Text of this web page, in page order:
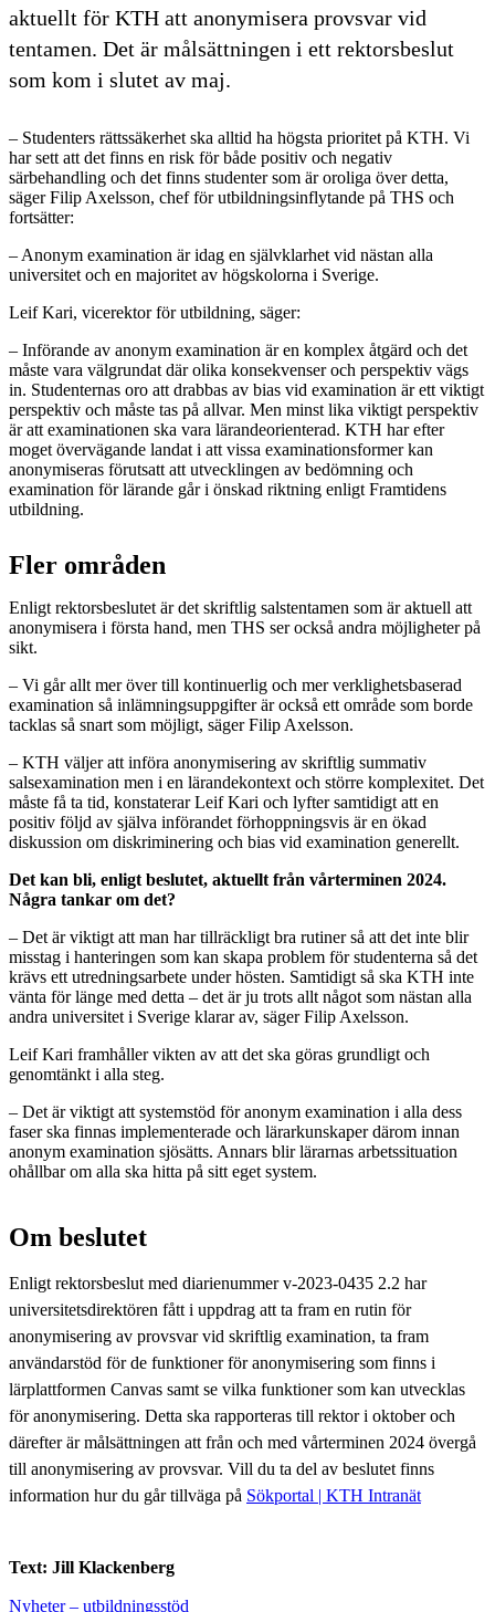
aktuellt för KTH att anonymisera provsvar vid
tentamen. Det är målsättningen i ett rektorsbeslut
som kom i slutet av maj.
– Studenters rättssäkerhet ska alltid ha högsta prioritet på KTH. Vi
har sett att det finns en risk för både positiv och negativ
särbehandling och det finns studenter som är oroliga över detta,
säger Filip Axelsson, chef för utbildningsinflytande på THS och
fortsätter:
– Anonym examination är idag en självklarhet vid nästan alla
universitet och en majoritet av högskolorna i Sverige.
Leif Kari, vicerektor för utbildning, säger:
– Införande av anonym examination är en komplex åtgärd och det
måste vara välgrundat där olika konsekvenser och perspektiv vägs
in. Studenternas oro att drabbas av bias vid examination är ett viktigt
perspektiv och måste tas på allvar. Men minst lika viktigt perspektiv
är att examinationen ska vara lärandeorienterad. KTH har efter
moget övervägande landat i att vissa examinationsformer kan
anonymiseras förutsatt att utvecklingen av bedömning och
examination för lärande går i önskad riktning enligt Framtidens
utbildning.
Fler områden
Enligt rektorsbeslutet är det skriftlig salstentamen som är aktuell att
anonymisera i första hand, men THS ser också andra möjligheter på
sikt.
– Vi går allt mer över till kontinuerlig och mer verklighetsbaserad
examination så inlämningsuppgifter är också ett område som borde
tacklas så snart som möjligt, säger Filip Axelsson.
– KTH väljer att införa anonymisering av skriftlig summativ
salsexamination men i en lärandekontext och större komplexitet. Det
måste få ta tid, konstaterar Leif Kari och lyfter samtidigt att en
positiv följd av själva införandet förhoppningsvis är en ökad
diskussion om diskriminering och bias vid examination generellt.
Det kan bli, enligt beslutet, aktuellt från vårterminen 2024.
Några tankar om det?
– Det är viktigt att man har tillräckligt bra rutiner så att det inte blir
misstag i hanteringen som kan skapa problem för studenterna så det
krävs ett utredningsarbete under hösten. Samtidigt så ska KTH inte
vänta för länge med detta – det är ju trots allt något som nästan alla
andra universitet i Sverige klarar av, säger Filip Axelsson.
Leif Kari framhåller vikten av att det ska göras grundligt och
genomtänkt i alla steg.
– Det är viktigt att systemstöd för anonym examination i alla dess
faser ska finnas implementerade och lärarkunskaper därom innan
anonym examination sjösätts. Annars blir lärarnas arbetssituation
ohållbar om alla ska hitta på sitt eget system.
Om beslutet
Enligt rektorsbeslut med diarienummer v-2023-0435 2.2 har
universitetsdirektören fått i uppdrag att ta fram en rutin för
anonymisering av provsvar vid skriftlig examination, ta fram
användarstöd för de funktioner för anonymisering som finns i
lärplattformen Canvas samt se vilka funktioner som kan utvecklas
för anonymisering. Detta ska rapporteras till rektor i oktober och
därefter är målsättningen att från och med vårterminen 2024 övergå
till anonymisering av provsvar. Vill du ta del av beslutet finns
information hur du går tillväga på Sökportal | KTH Intranät
Text: Jill Klackenberg
Nyheter – utbildningsstöd